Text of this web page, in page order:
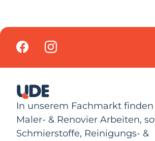
In unserem Fachmarkt finden
Maler- & Renovier Arbeiten,
Schmierstoffe, Reinigungs- &